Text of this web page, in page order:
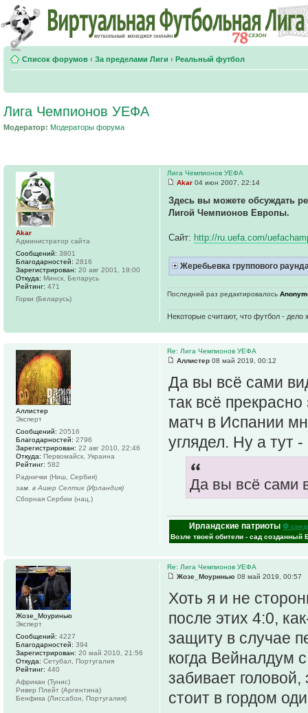
Список форумов ‹ За пределами Лиги ‹ Реальный футбол
Лига Чемпионов УЕФА
Модератор: Модераторы форума
Лига Чемпионов УЕФА
Akar 04 июн 2007, 22:14
Здесь вы можете обсуждать
Лигой Чемпионов Европы.
Сайт: http://ru.uefa.com/
Жеребьевка группового
Последний раз редактировалось
Некоторые считают, что футбол -
Akar
Администратор сайта
Сообщений: 3801
Благодарностей: 2816
Зарегистрирован: 20 авг 2001, 19:00
Откуда: Минск, Беларусь
Рейтинг: 471
Горки (Беларусь)
Re: Лига Чемпионов УЕФА
Аллистер 08 май 2019, 00:12
Да вы всё сами
так всё
матч в Испании
углядел. Ну а тут -
Да вы всё сами
Ирландские патриоты ⚽
Возле твоей обители - сад созданный
Аллистер
Эксперт
Сообщений: 20516
Благодарностей: 2796
Зарегистрирован: 22 авг 2010, 22:46
Откуда: Первомайск, Украина
Рейтинг: 582
Раднички (Ниш, Сербия)
зам. в Ашер Селтик (Ирландия)
Сборная Сербии (нац.)
Re: Лига Чемпионов УЕФА
Жозе_Моуринью 08 май 2019, 00:57
Хоть я и не
после этих 4:0,
защиту в случае
когда Вейналдум
забивает
стоит в гордом
Жозе_Моуринью
Эксперт
Сообщений: 4227
Благодарностей: 394
Зарегистрирован: 20 май 2010, 21:56
Откуда: Сетубал, Португалия
Рейтинг: 440
Африкан (Тунис)
Ривер Плейт (Аргентина)
Бенфика (Лиссабон, Португалия)